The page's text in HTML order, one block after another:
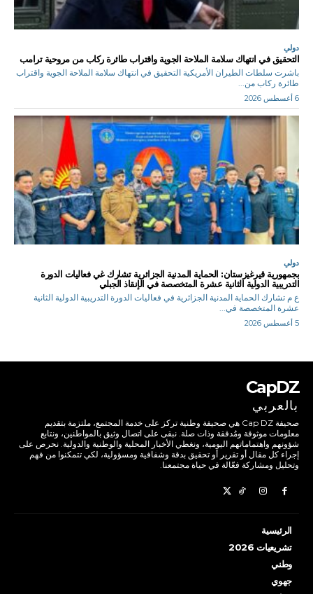
دولي
التحقيق في انتهاك سلامة الملاحة الجوية واقتراب طائرة ركاب من مروحية ترامب
باشرت سلطات الطيران الأمريكية التحقيق في انتهاك سلامة الملاحة الجوية واقتراب
طائرة ركاب من...
6 أغسطس 2026
دولي
بجمهورية قيرغيزستان: الحماية المدنية الجزائرية تشارك غي فعاليات الدورة
التدريبية الدولية الثانية عشرة المتخصصة في الإنقاذ الجبلي
ع م تشارك الحماية المدنية الجزائرية في فعاليات الدورة التدريبية الدولية الثانية
عشرة المتخصصة في...
5 أغسطس 2026
CapDZ
بالعربي
صحيفة Cap DZ هي صحيفة وطنية تركز على خدمة المجتمع، ملتزمة بتقديم
معلومات موثوقة ومُدققة وذات صلة. نبقى على اتصال وثيق بالمواطنين، ونتابع
شؤونهم واهتماماتهم اليومية، ونغطي الأخبار المحلية والوطنية والدولية. نحرص على
إجراء كل مقال أو تقرير أو تحقيق بدقة وشفافية ومسؤولية، لكي تتمكنوا من فهم
وتحليل ومشاركة فعّالة في حياة مجتمعنا.
الرئيسية
تشريعيات 2026
وطني
جهوي